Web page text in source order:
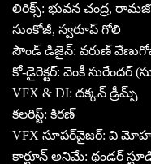
లిరిక్స్: భువన చంద్ర,
సుంకోజీ, స్వరూప్ గోలి
సౌండ్ డిజైన్: వరుణ్
కో-డైరెక్టర్: వెంకీ సురేందర్
VFX & DI: దక్కన్ డ్రీమ్స్
కలరిస్ట్: కిరణ్
VFX సూపర్‌వైజర్: వి
కార్టూన్ అనిమే: థండర్